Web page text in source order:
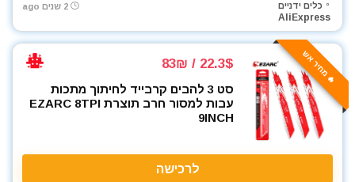
כלים ידניים
AliExpress
2 שנים ago
🔥 מחיר אש 22.3$ / 83₪
סט 3 להבים קרבייד לחיתוך מתכות
עבות למסור חרב תוצרת EZARC 8TPI
9INCH
לרכישה